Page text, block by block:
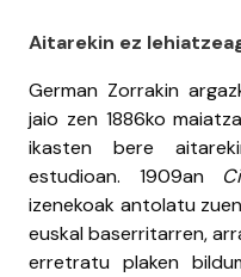
Aitarekin ez
German Zorrakin
jaio zen 1886ko
ikasten bere
estudioan. 1909an
izenekoak antolatu
euskal baserritarren,
erretratu plaken